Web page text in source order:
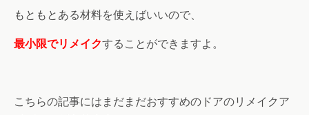
もともとある材料を使えばいいので、
最小限でリメイクすることができますよ。
こちらの記事にはまだまだおすすめのドアのリメイクア